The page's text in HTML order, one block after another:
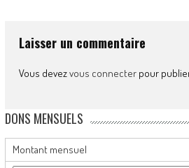
Laisser un commentaire
Vous devezvous connecterpour
DONS MENSUELS
Montant mensuel